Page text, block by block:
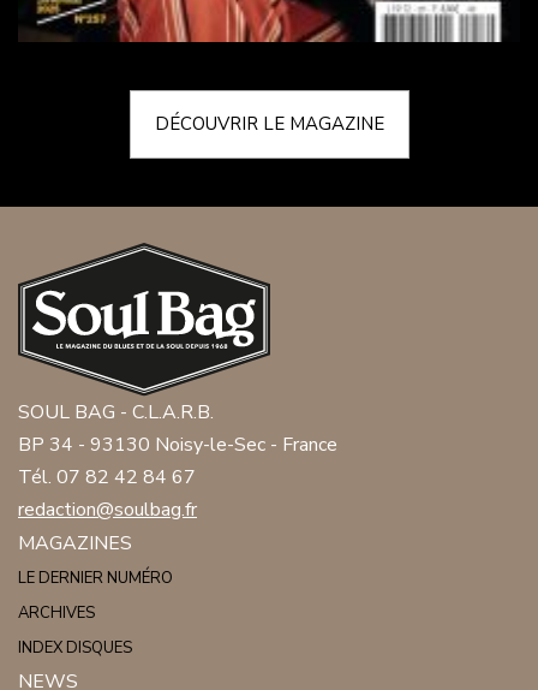
DÉCOUVRIR LE MAGAZINE
SOUL BAG - C.L.A.R.B.
BP 34 - 93130 Noisy-le-Sec - France
Tél. 07 82 42 84 67
redaction@soulbag.fr
MAGAZINES
LE DERNIER NUMÉRO
ARCHIVES
INDEX DISQUES
NEWS